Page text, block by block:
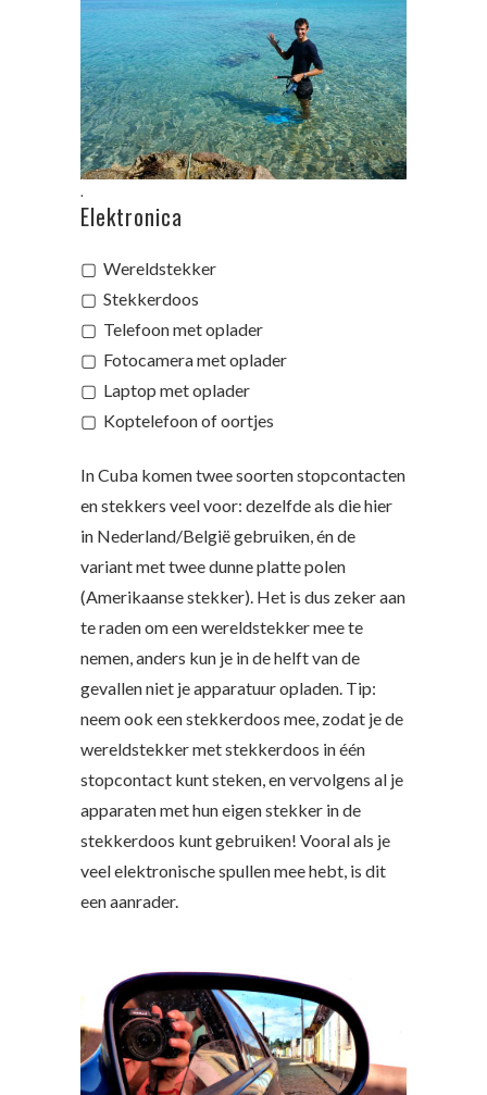
.
Elektronica
▢ Wereldstekker
▢ Stekkerdoos
▢ Telefoon met oplader
▢ Fotocamera met oplader
▢ Laptop met oplader
▢ Koptelefoon of oortjes
In Cuba komen twee soorten stopcontacten
en stekkers veel voor: dezelfde als die hier
in Nederland/België gebruiken, én de
variant met twee dunne platte polen
(Amerikaanse stekker). Het is dus zeker aan
te raden om een wereldstekker mee te
nemen, anders kun je in de helft van de
gevallen niet je apparatuur opladen. Tip:
neem ook een stekkerdoos mee, zodat je de
wereldstekker met stekkerdoos in één
stopcontact kunt steken, en vervolgens al je
apparaten met hun eigen stekker in de
stekkerdoos kunt gebruiken! Vooral als je
veel elektronische spullen mee hebt, is dit
een aanrader.